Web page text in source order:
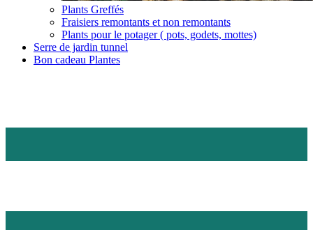
Plants Greffés
Fraisiers remontants et non remontants
Plants pour le potager ( pots, godets, mottes)
Serre de jardin tunnel
Bon cadeau Plantes